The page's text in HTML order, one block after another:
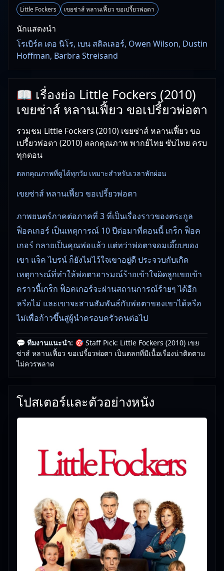
Little Fockers เขยซ่าส์ หลานเฟี้ยว ขอเปรี้ยวพ่อตา
นักแสดงนำ
โรเบิร์ต เดอ นิโร, เบน สติลเลอร์, Owen Wilson, Dustin
Hoffman, Barbra Streisand
📖 เรื่องย่อ Little Fockers (2010)
เขยซ่าส์ หลานเฟี้ยว ขอเปรี้ยวพ่อตา
รวมชม Little Fockers (2010) เขยซ่าส์ หลานเฟี้ยว ขอ
เปรี้ยวพ่อตา (2010) ตลกคุณภาพ พากย์ไทย ซับไทย ครบ
ทุกตอน
ตลกคุณภาพที่ดูได้ทุกวัย เหมาะสำหรับเวลาพักผ่อน
เขยซ่าส์ หลานเฟี้ยว ขอเปรี้ยวพ่อตา
ภาพยนตร์ภาคต่อภาคที่ 3 ที่เป็นเรื่องราวของตระกูล
ฟ็อคเกอร์ เป็นเหตุการณ์ 10 ปีต่อมาที่ตอนนี้ เกร็ก ฟ็อค
เกอร์ กลายเป็นคุณพ่อแล้ว แต่ทว่าพ่อตาจอมเฮี๊ยบของ
เขา แจ็ค ไบรน์ ก็ยังไม่ไว้ใจเขาอยู่ดี ประจวบกับเกิด
เหตุการณ์ที่ทำให้พ่อตาอารมณ์ร้ายเข้าใจผิดลูกเขยเข้า
คราวนี้เกร็ก ฟ็อคเกอร์จะผ่านสถานการณ์ร้ายๆ ได้อีก
หรือไม่ และเขาจะสานสัมพันธ์กับพ่อตาของเขาได้หรือ
ไม่เพื่อก้าวขึ้นสู่ผู้นำครอบครัวคนต่อไป
🎥 อัปเดตโดยทีมงาน Free Movie 24— ตรวจสอบล่าสุด:
29/05/2026 | เกี่ยวกับเรา
💬 ทีมงานแนะนำ: 🎯 Staff Pick: Little Fockers (2010) เขย
ซ่าส์ หลานเฟี้ยว ขอเปรี้ยวพ่อตา เป็นตลกที่มีเนื้อเรื่องน่าติดตาม
ไม่ควรพลาด
โปสเตอร์และตัวอย่างหนัง